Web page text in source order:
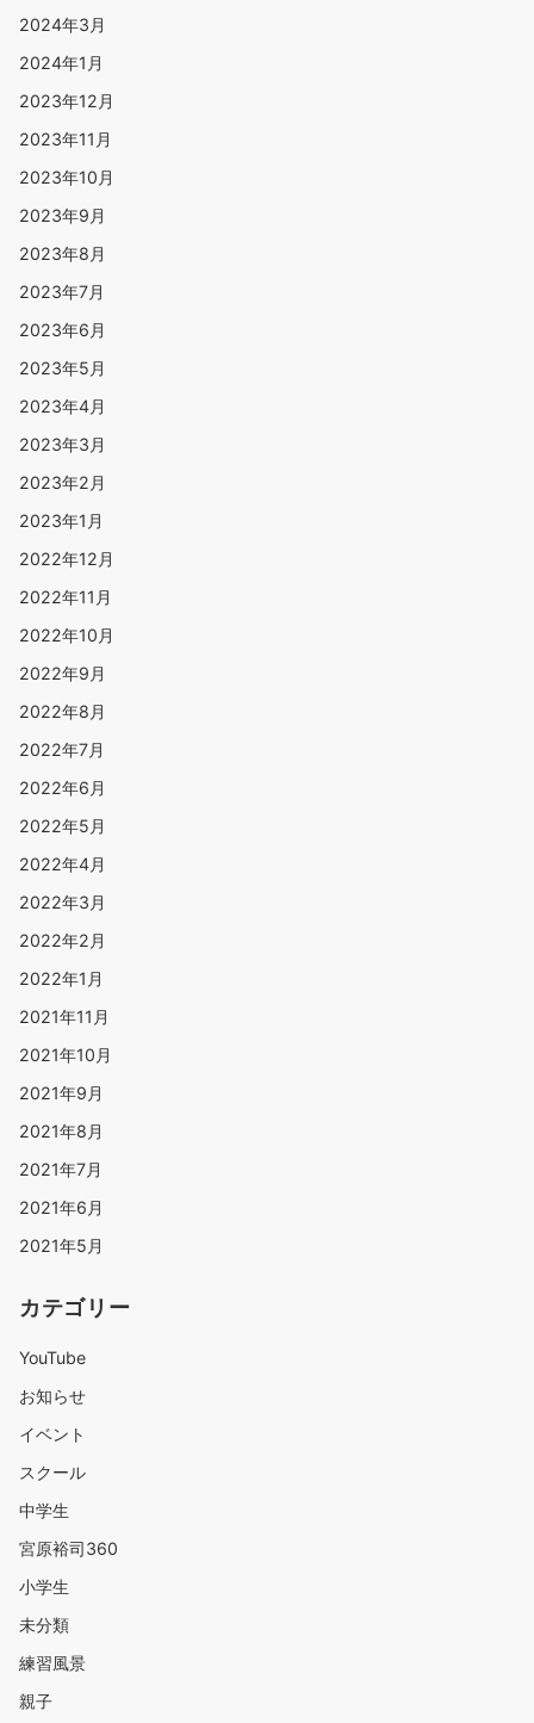
2024年3月
2024年1月
2023年12月
2023年11月
2023年10月
2023年9月
2023年8月
2023年7月
2023年6月
2023年5月
2023年4月
2023年3月
2023年2月
2023年1月
2022年12月
2022年11月
2022年10月
2022年9月
2022年8月
2022年7月
2022年6月
2022年5月
2022年4月
2022年3月
2022年2月
2022年1月
2021年11月
2021年10月
2021年9月
2021年8月
2021年7月
2021年6月
2021年5月
カテゴリー
YouTube
お知らせ
イベント
スクール
中学生
宮原裕司360
小学生
未分類
練習風景
親子